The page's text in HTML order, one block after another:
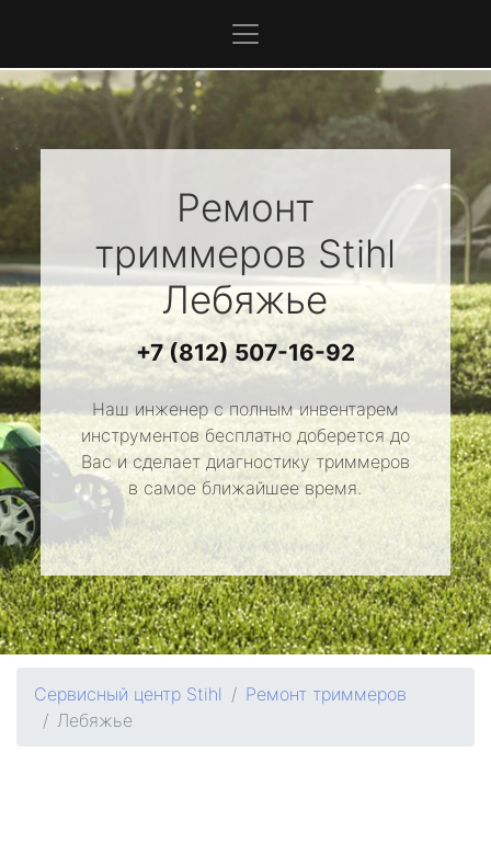
Ремонт
триммеров Stihl
Лебяжье
+7 (812) 507-16-92
Наш инженер с полным инвентарем
инструментов бесплатно доберется до
Вас и сделает диагностику триммеров
в самое ближайшее время.
Сервисный центр Stihl
Ремонт триммеров
Лебяжье